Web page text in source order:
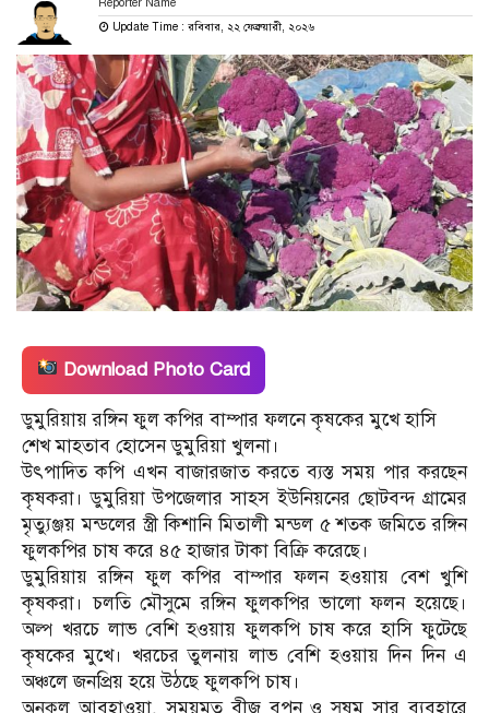
Update Time : রবিবার, ২২ ফেব্রুয়ারী, ২০২৬
Download Photo Card
ডুমুরিয়ায় রঙ্গিন ফুল কপির বাম্পার ফলনে কৃষকের মুখে হাসি
শেখ মাহতাব হোসেন ডুমুরিয়া খুলনা।
উৎপাদিত কপি এখন বাজারজাত করতে ব্যস্ত সময় পার করছেন
কৃষকরা। ডুমুরিয়া উপজেলার সাহস ইউনিয়নের ছোটবন্দ গ্রামের
মৃত্যুঞ্জয় মন্ডলের স্ত্রী কিশানি মিতালী মন্ডল ৫ শতক জমিতে রঙ্গিন
ফুলকপির চাষ করে ৪৫ হাজার টাকা বিক্রি করেছে।
ডুমুরিয়ায় রঙ্গিন ফুল কপির বাম্পার ফলন হওয়ায় বেশ খুশি
কৃষকরা। চলতি মৌসুমে রঙ্গিন ফুলকপির ভালো ফলন হয়েছে।
অল্প খরচে লাভ বেশি হওয়ায় ফুলকপি চাষ করে হাসি ফুটেছে
কৃষকের মুখে। খরচের তুলনায় লাভ বেশি হওয়ায় দিন দিন এ
অঞ্চলে জনপ্রিয় হয়ে উঠছে ফুলকপি চাষ।
অনুকূল আবহাওয়া, সময়মত বীজ বপন ও সুষম সার ব্যবহারে